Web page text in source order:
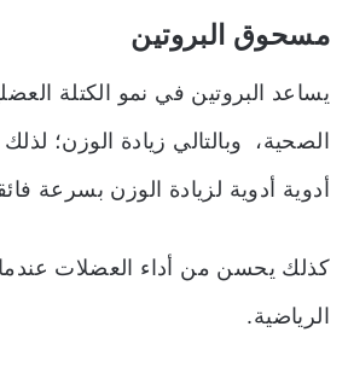
مسحوق البروتين
يساعد البروتين في نمو الكتلة
الصحية، وبالتالي زيادة الوزن؛
أدوية أدوية لزيادة الوزن بسرعة
كذلك يحسن من أداء العضلات
الرياضية.